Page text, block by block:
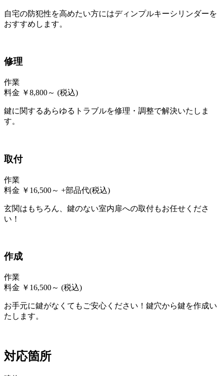
自宅の防犯性を高めたい方にはディンプルキーシリンダーを
おすすめします。
修理
作業
料金 ￥8,800～ (税込)
鍵に関するあらゆるトラブルを修理・調整で解決いたしま
す。
取付
作業
料金 ￥ 16,500～ +部品代(税込)
玄関はもちろん、鍵のない室内扉への取付もお任せくださ
い！
作成
作業
料金 ￥ 16,500～ (税込)
お手元に鍵がなくてもご安心ください！鍵穴から鍵を作成い
たします。
対応箇所